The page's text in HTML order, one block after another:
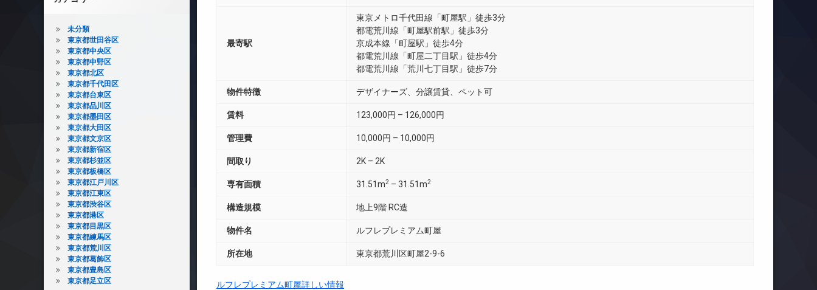
最寄駅
東京メトロ千代田線「町屋駅」徒歩3分
都電荒川線「町屋駅前駅」徒歩3分
京成本線「町屋駅」徒歩4分
都電荒川線「町屋二丁目駅」徒歩4分
都電荒川線「荒川七丁目駅」徒歩7分
物件特徴 デザイナーズ、分譲賃貸、ペット可
賃料 123,000円 – 126,000円
管理費 10,000円 – 10,000円
間取り 2K – 2K
専有面積 31.51m2 – 31.51m2
構造規模 地上9階 RC造
物件名 ルフレプレミアム町屋
所在地 東京都荒川区町屋2-9-6
ルフレプレミアム町屋詳しい情報
未分類
東京都世田谷区
東京都中央区
東京都中野区
東京都北区
東京都千代田区
東京都台東区
東京都品川区
東京都墨田区
東京都大田区
東京都文京区
東京都新宿区
東京都杉並区
東京都板橋区
東京都江戸川区
東京都江東区
東京都渋谷区
東京都港区
東京都目黒区
東京都練馬区
東京都荒川区
東京都葛飾区
東京都豊島区
東京都足立区